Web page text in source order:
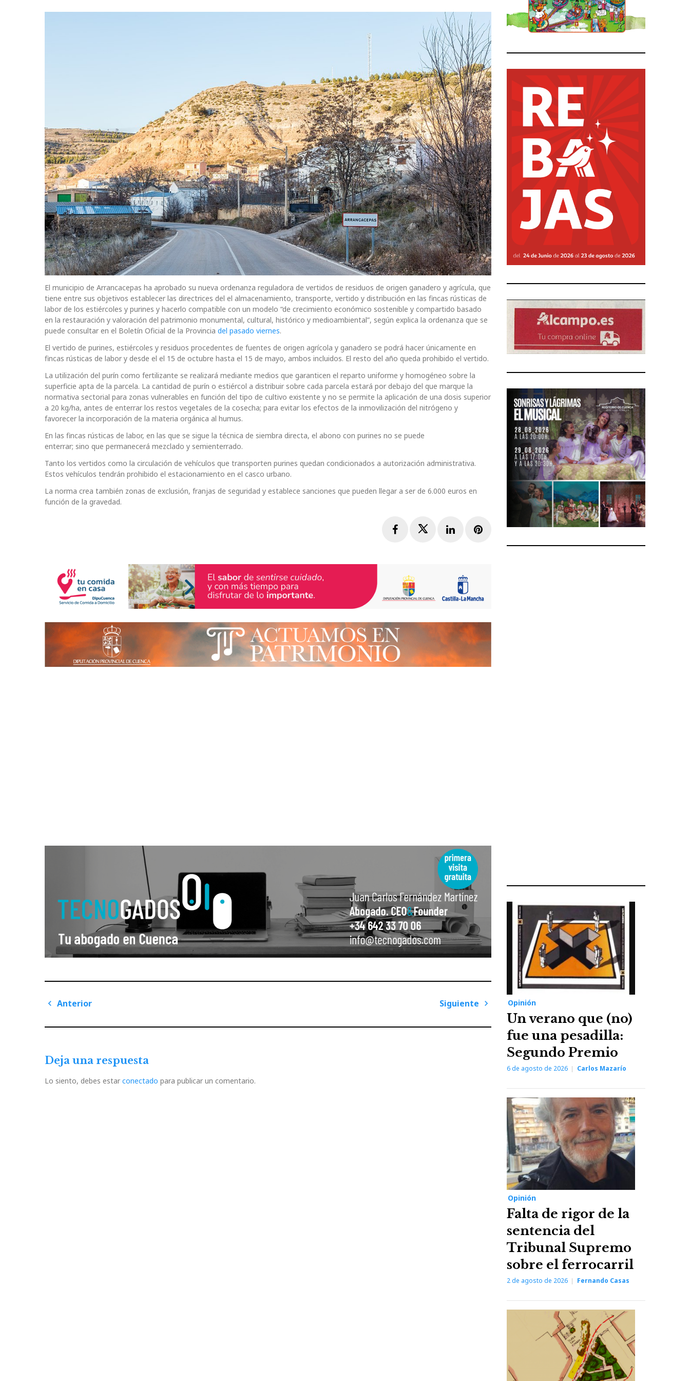
El municipio de Arrancacepas ha aprobado su nueva ordenanza reguladora de vertidos de residuos de origen ganadero y agrícula, que
tiene entre sus objetivos establecer las directrices del el almacenamiento, transporte, vertido y distribución en las fincas rústicas de
labor de los estiércoles y purines y hacerlo compatible con un modelo “de crecimiento económico sostenible y compartido basado
en la restauración y valoración del patrimonio monumental, cultural, histórico y medioambiental”, según explica la ordenanza que se
puede consultar en el Boletín Oficial de la Provincia del pasado viernes.
El vertido de purines, estiércoles y residuos procedentes de fuentes de origen agrícola y ganadero se podrá hacer únicamente en
fincas rústicas de labor y desde el el 15 de octubre hasta el 15 de mayo, ambos incluidos. El resto del año queda prohibido el vertido.
La utilización del purín como fertilizante se realizará mediante medios que garanticen el reparto uniforme y homogéneo sobre la
superficie apta de la parcela. La cantidad de purín o estiércol a distribuir sobre cada parcela estará por debajo del que marque la
normativa sectorial para zonas vulnerables en función del tipo de cultivo existente y no se permite la aplicación de una dosis superior
a 20 kg/ha, antes de enterrar los restos vegetales de la cosecha; para evitar los efectos de la inmovilización del nitrógeno y
favorecer la incorporación de la materia orgánica al humus.
En las fincas rústicas de labor, en las que se sigue la técnica de siembra directa, el abono con purines no se puede
enterrar; sino que permanecerá mezclado y semienterrado.
Tanto los vertidos como la circulación de vehículos que transporten purines quedan condicionados a autorización administrativa.
Estos vehículos tendrán prohibido el estacionamiento en el casco urbano.
La norma crea también zonas de exclusión, franjas de seguridad y establece sanciones que pueden llegar a ser de 6.000 euros en
función de la gravedad.
FacebookTwitterLinkedInPinterest
Navegación
de
Anterior
Siguiente
Deja una respuesta
Lo siento, debes estar conectado para publicar un comentario.
Opinión
Un verano que (no)
fue una pesadilla:
Segundo Premio
6 de agosto de 2026 Carlos Mazarío
Opinión
Falta de rigor de la
sentencia del
Tribunal Supremo
sobre el ferrocarril
2 de agosto de 2026 Fernando Casas